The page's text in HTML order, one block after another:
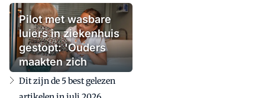
Pilot met wasbare
luiers in ziekenhuis
gestopt: 'Ouders
maakten zich
zorgen'
Dit zijn de 5 best gelezen